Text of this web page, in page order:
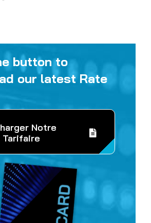
button to
our latest Rate
Notre